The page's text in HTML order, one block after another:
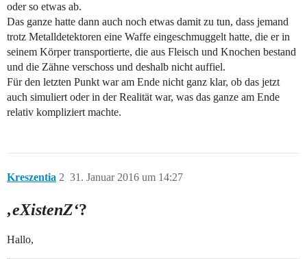
oder so etwas ab.
Das ganze hatte dann auch noch etwas damit zu tun, dass jemand
trotz Metalldetektoren eine Waffe eingeschmuggelt hatte, die er in
seinem Körper transportierte, die aus Fleisch und Knochen bestand
und die Zähne verschoss und deshalb nicht auffiel.
Für den letzten Punkt war am Ende nicht ganz klar, ob das jetzt
auch simuliert oder in der Realität war, was das ganze am Ende
relativ kompliziert machte.
Kreszentia 31. Januar 2016 um 14:27
2
‚eXistenZ‘?
Hallo,